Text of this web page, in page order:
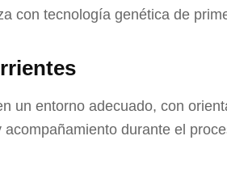
con tecnología genética de
un entorno adecuado, con
durante el